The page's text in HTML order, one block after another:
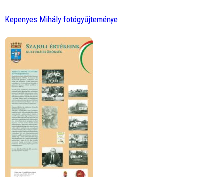
Kepenyes Mihály fotógyűjteménye